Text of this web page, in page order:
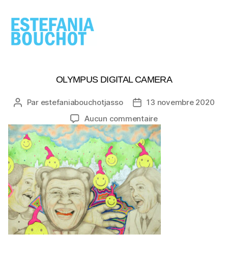
OLYMPUS DIGITAL CAMERA
Auteur
l’article
Par estefaniabouchotjasso
Date
de
l’article
13 novembre 2020
Aucun commentairesur
OLYMPUS
DIGITAL
CAMERA